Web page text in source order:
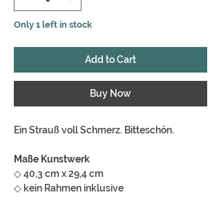
Only 1 left in stock
Add to Cart
Buy Now
Ein Strauß voll Schmerz. Bitteschön.
Maße Kunstwerk
◇ 40,3 cm x 29,4 cm
◇ kein Rahmen inklusive